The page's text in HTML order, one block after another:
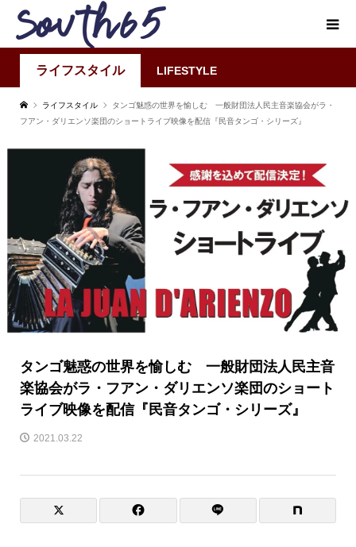
ライフスタイル LIFESTYLE
ライフスタイル
タンゴ魅惑の世界を愉しむ 一般財団法人民主音楽協会がラ・
フアン・ダリエンソ楽団のショートライブ映像を配信『民音タンゴ・シリーズ』
タンゴ魅惑の世界を愉しむ 一般財団法人民主音
楽協会がラ・フアン・ダリエンソ楽団のショート
ライブ映像を配信『民音タンゴ・シリーズ』
2021.03.22